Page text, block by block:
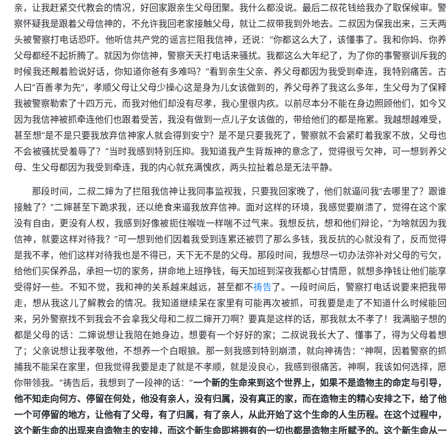
亲，让我赶紧交代教会的情况，好回家跟亲生父母团聚。我什么都没说。最后二叔花钱给我办了取保候审。警
察怀疑我是跟着父母信神的，不允许我回老家接触父母，就让二叔带我到外地去。二叔因为保我出来，三天两
头被警察打电话恐吓。他听信共产党的谣言拦阻我信神，还说：“你都这么大了，该懂事了。我和你妈、你养
父母都经不起折腾了。就因为你信神，警察天天打电话来骚扰。我都这么大年纪了，为了你的事警察训斥我的
时候我还觍着脸说好话，你知道你爸有多难吗？”看到亲生父亲、养父母都因为我受到牵连，我特别痛苦。古
人曰“百善孝为先”，孝顺父母让父母少操心这是身为儿女该做到的，养父母养了我这么多年，生父母为了保释
我被警察勒索了十四万元，而我对他们却没有尽孝，我心里很内疚。以前尽本分不能在身边照顾他们，如今又
因为我信神被抓牵连他们也跟着受苦，我没有做到一点儿子女该做的，带给他们的都是拖累。我越想越难受，
甚至想“是不是只要我放弃信神家人就会得到安宁？是不是只要我死了，警察就不会紧盯着我家不放，父母也
不会被骚扰受羞辱了？”当时我感到特别压抑。我知道我产生背叛神的意念了，觉得很亏欠神，可一想到养父
母、生父母都因为我受到牵连，我的内心就充满愧疚，两头拉扯着总是无法平静。
那段时间，二叔二婶为了拦阻我信神让我同事监视我，只要我回家晚了，他们就逼问我“去哪里了？跟谁
接触了？”二婶甚至下跪求我，还以绝食来逼我放弃信神。面对这样的环境，我感觉要崩溃了，觉得在这个家
没有自由，更没有人权，我感到好像被扼住喉咙一样喘不过气来。我想反抗，想和他们辩论，“为啥就因为我
信神，就要这样对待我？”可一想到他们因着我受到连累还被罚了那么多钱，我反抗的心就没有了，反而觉得
是我不孝，他们这样对待我也是不得已，天下无不是的父母。那段时间，我想尽一切办法弥补对父母的亏欠，
给他们买保养品，承担一切的家务，拼命地上班挣钱，每天加班到深夜我都心甘情愿，就想多挣钱让他们能享
受得好一些。不知不觉，我和神的关系越来越远，甚至都不祷告了。一段时间后，警察打电话说要来把我带
走，想从我这儿了解教会的情况。我知道继续呆在家里有可能再次被抓，可我要是走了不知道什么时候能回
来，另外警察找不到我会不会拿我父母和二叔二婶开刀啊？要真是这样的话，那我就太不孝了！我满脑子想的
都是父母的话：二婶说想让我陪在她身边，想要有一个好好的家；二叔说我长大了、懂事了，得为父母着想
了；父亲说想让我孝敬他，不想养一个白眼狼。那一刻我感到特别崩溃，就向神祷告：“神啊，因着警察的抓
捕我不能呆在家里，但我觉得我要是走了就是不孝顺，就是没良心，我感到很痛苦。神啊，我该如何选择，愿
你带领我。”祷告后，我想到了一段神的话：“一个新的生命来到这个世界上，如果不是造物主的命定与引导，
他不知走向何方、停留在何处，他没有亲人，没有归属，没有真正的家，而在造物主的精心安排之下，给了他
一个可停留的地方，让他有了父母，有了归属，有了亲人，从此开始了这个生命的人生历程。在这个过程中，
这个新生命的出现来自造物主的安排，而这个新生命即将拥有的一切也都是造物主所赋予的。这个新生命从一